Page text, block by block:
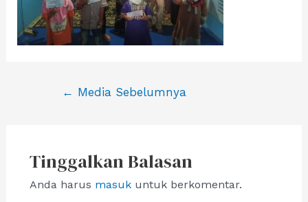
Navigasi
← Media Sebelumnya
Tinggalkan Balasan
Anda harus masukuntuk berkomentar.